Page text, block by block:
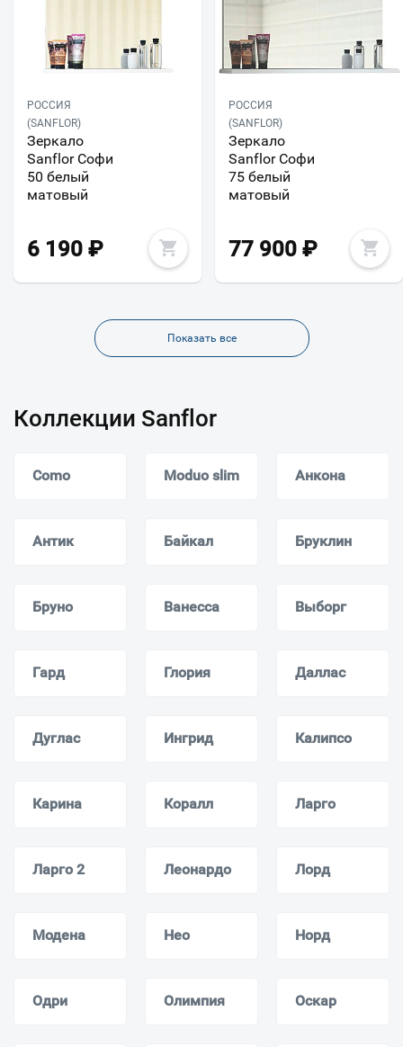
РОССИЯ
(SANFLOR)
Зеркало
Sanflor Софи
50 белый
матовый
6 190 ₽
РОССИЯ
(SANFLOR)
Зеркало
Sanflor Софи
75 белый
матовый
77 900 ₽
Показать все
Коллекции Sanflor
Como Moduo slim Анкона
Антик Байкал Бруклин
Бруно Ванесса Выборг
Гард Глория Даллас
Дуглас Ингрид Калипсо
Карина Коралл Ларго
Ларго 2 Леонардо Лорд
Модена Нео Норд
Одри Олимпия Оскар